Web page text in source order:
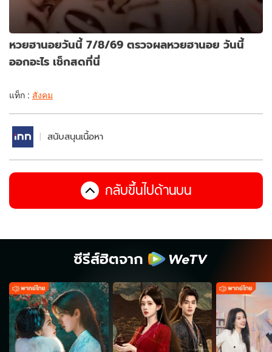
หวยฮานอยวันนี้ 7/8/69 ตรวจผลหวยฮานอย วันนี้
ออกอะไร เช็กสดที่นี่
แท็ก : สังคม
สนับสนุนเนื้อหา
กลับขึ้นไปด้านบน
ซีรีส์ฮิตจาก